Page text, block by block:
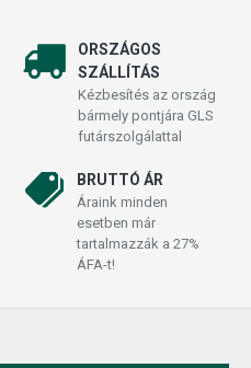
ORSZÁGOS
SZÁLLÍTÁS
Kézbesítés az ország
bármely pontjára GLS
futárszolgálattal
BRUTTÓ ÁR
Áraink minden
esetben már
tartalmazzák a 27%
ÁFA-t!